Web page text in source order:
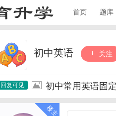
首页 题库
初中英语 关注
初中常用英语固